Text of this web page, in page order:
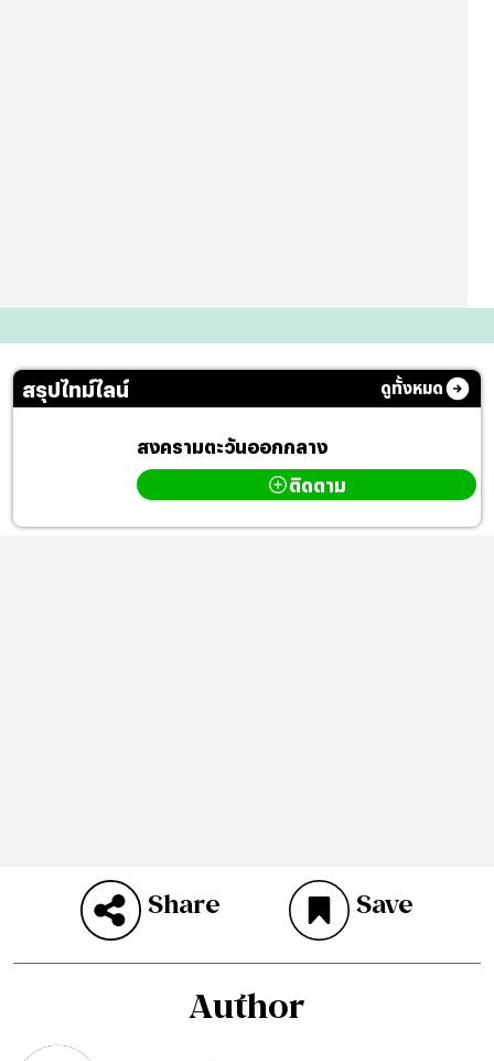
สรุปไทม์ไลน์ ดูทั้งหมด
สงครามตะวันออกกลาง
ติดตาม
Share Save
Author